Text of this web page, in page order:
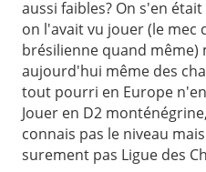
aussi faibles? On s'en
on l'avait vu jouer (le mec
brésilienne quand même)
aujourd'hui même des
tout pourri en Europe
Jouer en D2
connais pas le niveau
surement pas Ligue des